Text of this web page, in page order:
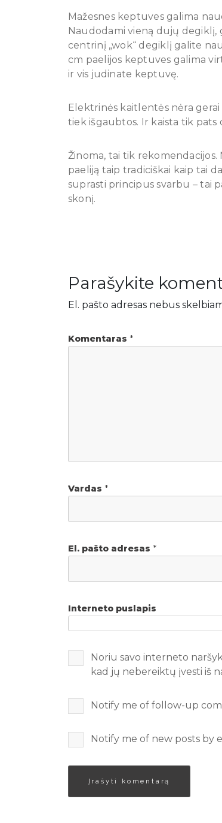
Mažesnes keptuves galima
Naudodami vieną dujų
centrinį „wok“ degiklį galite
cm paelijos keptuves galima
ir vis judinate keptuvę.
Elektrinės kaitlentės nėra
tiek išgaubtos. Ir kaista tik pats
Žinoma, tai tik
paeliją taip tradiciškai kaip tai
suprasti principus svarbu – tai
skonį.
Parašykite
El. pašto adresas nebus
Komentaras *
Vardas *
El. pašto adresas *
Interneto puslapis
Noriu savo interneto
kad jų nebereiktų įvesti iš
Notify me of follow-up
Notify me of new posts by